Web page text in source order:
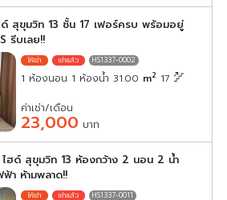
ด์ สุขุมวิท 13 ชั้น 17 เฟอร์ครบ พร้อมอยู่
รีบเลย!!
HS1337-0002
1 ห้องนอน 1 ห้องน้ำ 31.00 m2 17
ค่าเช่า/เดือน
23,000 บาท
ไฮด์ สุขุมวิท 13 ห้องกว้าง 2 นอน 2 น้ำ
า ห้ามพลาด!!
HS1337-0011